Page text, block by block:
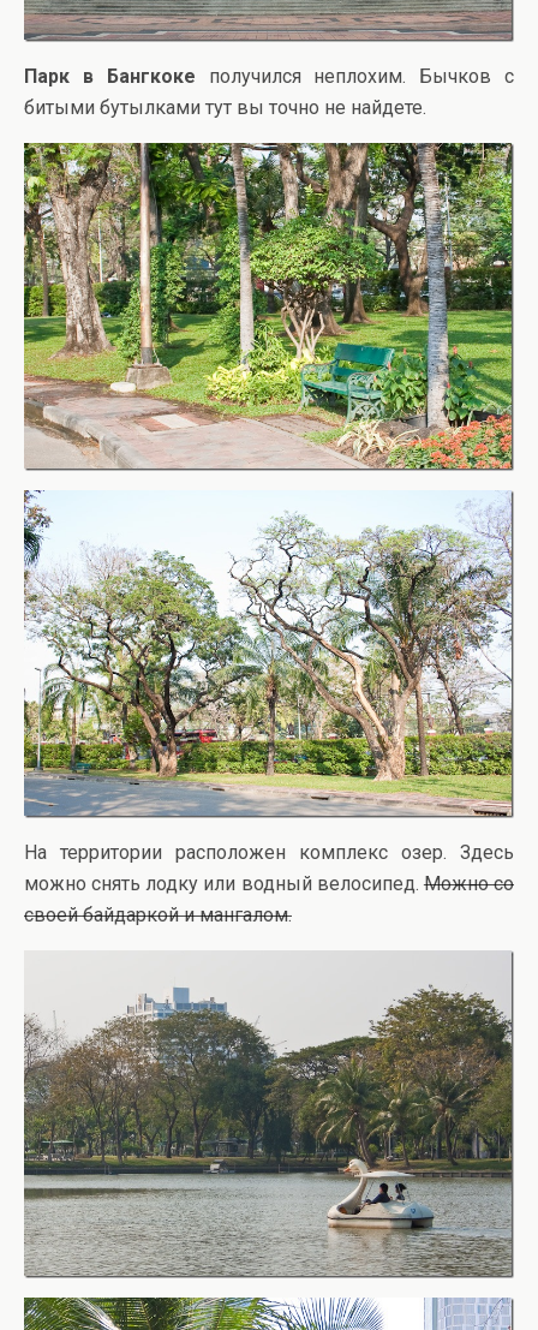
Парк в Бангкоке получился неплохим. Бычков с
битыми бутылками тут вы точно не найдете.
На территории расположен комплекс озер. Здесь
можно снять лодку или водный велосипед.Можно со
своей байдаркой и мангалом.